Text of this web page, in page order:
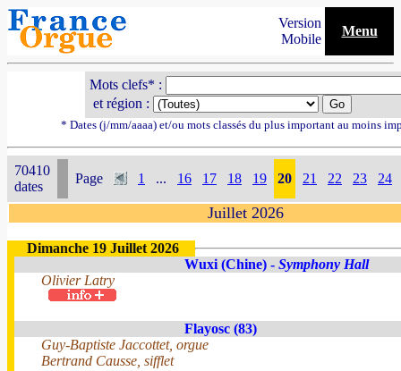
Version
Mobile
Menu
Mots clefs* :
et région :
* Dates (j/mm/aaaa) et/ou mots classés du plus important au moins
70410
dates
Page 1 ... 16 17 18 19 20 21 22 23 24
Juillet 2026
Dimanche 19 Juillet 2026
Wuxi (Chine) - Symphony Hall
Olivier Latry
Flayosc (83)
Guy-Baptiste Jaccottet, orgue
Bertrand Causse, sifflet